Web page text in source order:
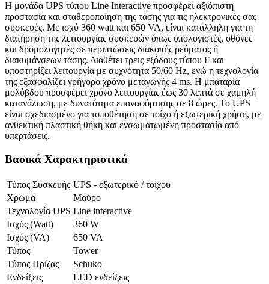
Η μονάδα UPS τύπου Line Interactive προσφέρει αξιόπιστη
προστασία και σταθεροποίηση της τάσης για τις ηλεκτρονικές σας
συσκευές. Με ισχύ 360 watt και 650 VA, είναι κατάλληλη για τη
διατήρηση της λειτουργίας συσκευών όπως υπολογιστές, οθόνες
και δρομολογητές σε περιπτώσεις διακοπής ρεύματος ή
διακυμάνσεων τάσης. Διαθέτει τρεις εξόδους τύπου F και
υποστηρίζει λειτουργία με συχνότητα 50/60 Hz, ενώ η τεχνολογία
της εξασφαλίζει γρήγορο χρόνο μεταγωγής 4 ms. Η μπαταρία
μολύβδου προσφέρει χρόνο λειτουργίας έως 30 λεπτά σε χαμηλή
κατανάλωση, με δυνατότητα επαναφόρτισης σε 8 ώρες. Το UPS
είναι σχεδιασμένο για τοποθέτηση σε τοίχο ή εξωτερική χρήση, με
ανθεκτική πλαστική θήκη και ενσωματωμένη προστασία από
υπερτάσεις.
Βασικά Χαρακτηριστικά
Τύπος Συσκευής UPS - εξωτερικό / τοίχου
Χρώμα
Μαύρο
Τεχνολογία UPS Line interactive
Ισχύς (Watt)
360 W
Ισχύς (VA)
650 VA
Τύπος
Tower
Τύπος Πρίζας
Schuko
Ενδείξεις
LED ενδείξεις